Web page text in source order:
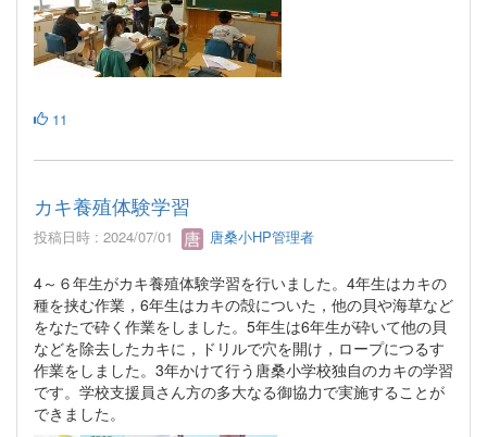
11
カキ養殖体験学習
投稿日時 : 2024/07/01 唐桑小HP管理者
4～６年生がカキ養殖体験学習を行いました。4年生はカキの
種を挟む作業，6年生はカキの殻についた，他の貝や海草など
をなたで砕く作業をしました。5年生は6年生が砕いて他の貝
などを除去したカキに，ドリルで穴を開け，ロープにつるす
作業をしました。3年かけて行う唐桑小学校独自のカキの学習
です。学校支援員さん方の多大なる御協力で実施することが
できました。